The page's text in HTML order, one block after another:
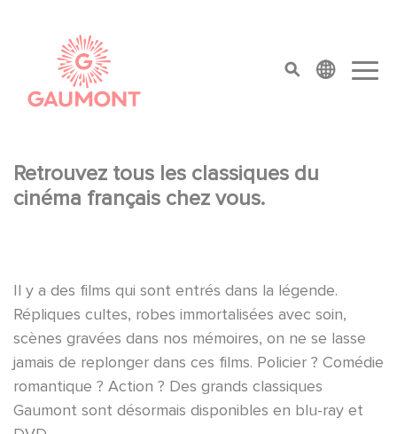
top menu
Retrouvez tous les classiques du
cinéma français chez vous.
Il y a des films qui sont entrés dans la légende.
Répliques cultes, robes immortalisées avec soin,
scènes gravées dans nos mémoires, on ne se lasse
jamais de replonger dans ces films. Policier ? Comédie
romantique ? Action ? Des grands classiques
Gaumont sont désormais disponibles en blu-ray et